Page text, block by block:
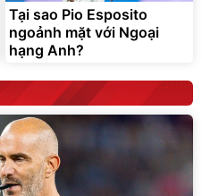
Tại sao Pio Esposito
ngoảnh mặt với Ngoại
hạng Anh?